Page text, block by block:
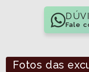
Fale
Fotos das